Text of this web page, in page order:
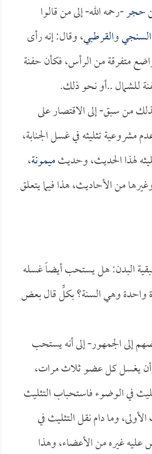
حجر-رحمه الله- إلى من قالوا
السنجيوالقرطبي، وقال: إنه رأى
متفرقة من الرأس، فكأن حفنة
للشمال ..أو نحو ذلك.
من سبق- إلى الاقتصار على
تثليثه في غسل الجنابة،
لهذا الحديث، وحديثميمونة،
من الأحاديث، هذا فيما يتعلق
البدن: هل يستحب أيضاً غسله
واحدة وهي السنة؟ بكلٍّ قال بعض
إلى الجمهور- إلى أنه يستحب
وأن يغسل كل عضو ثلاث مرات،
في الوضوء فاستحباب التثليث
وما دام نقل التثليث في
غيره من الأعضاء، وهذا